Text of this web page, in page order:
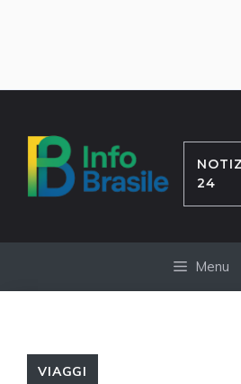
contenuto
24
Menu
VIAGGI